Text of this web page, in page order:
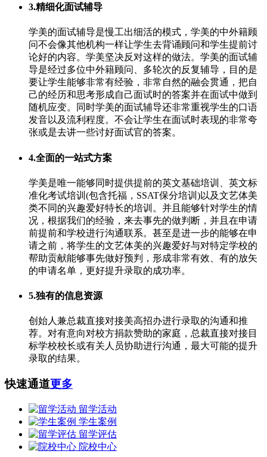
3.精细化面试辅导
学美的面试辅导是慢工出细活的模式，学美的中外籍顾
问不会像其他机构一样让学生去背诵顾问和学生提前讨
论好的内容。学美坚决反对这样的做法。学美的面试辅
导是经过多位中外籍顾问、多轮次的反复辅导，目的是
要让学生能够非常有经验，非常自然的融会贯通，把自
己的经历和思考形成自己面试时的答案并在面试中做到
随机应变。同时学美的面试辅导还非常重视学生的口语
发音以及流利程度。不会让学生在面试时表现的非常夸
张或是去讲一些讨好面试官的答案。
4.全面的一站式方案
学美是唯一能够同时提供提前的英文基础培训、英文标
准化考试培训(包含托福，SSAT保分培训)以及文艺体美
类不同的兴趣爱好特长的培训。并且能够针对学生的情
况，根据我们的经验，来去事先的做判断，并且在申请
前提前和学校进行沟通联系。甚至是进一步的能够在申
请之前，将学生的文艺体美的兴趣爱好与对特定学校的
帮助贡献能够事先做好预判，形成非常有效、有的放矢
的申请名单，更好提升录取的成功率。
5.独有的信息资源
创始人兼总裁直接对接美高招办进行录取的沟通和推
荐。对有意向对校方捐款赞助的家庭，总裁直接对接目
标学校校长或有关人员协助进行沟通，最大可能的提升
录取的结果。
快速通道更多
留学活动
学生案例
留学评估
院校中心